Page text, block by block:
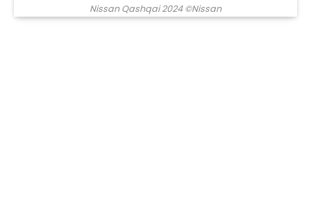
Nissan Qashqai 2024 ©Nissan